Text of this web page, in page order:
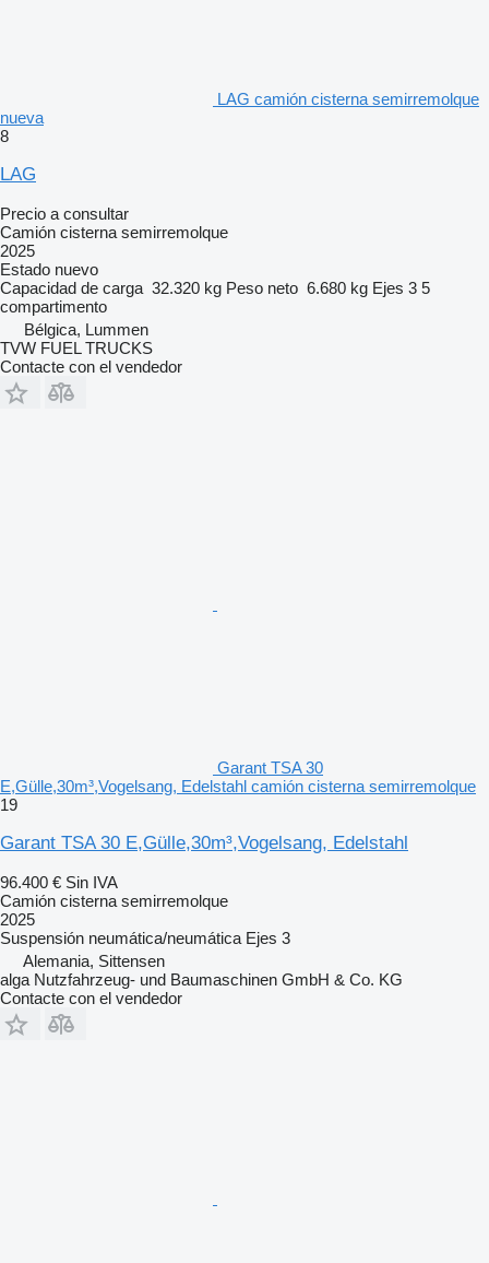
LAG camión cisterna semirremolque
nueva
8
LAG
Precio a consultar
Camión cisterna semirremolque
2025
Estado nuevo
Capacidad de carga 32.320 kg Peso neto 6.680 kg Ejes 3 5
compartimento
Bélgica, Lummen
TVW FUEL TRUCKS
Contacte con el vendedor
Garant TSA 30
E,Gülle,30m³,Vogelsang, Edelstahl camión cisterna semirremolque
19
Garant TSA 30 E,Gülle,30m³,Vogelsang, Edelstahl
96.400 € Sin IVA
Camión cisterna semirremolque
2025
Suspensión neumática/neumática Ejes 3
Alemania, Sittensen
alga Nutzfahrzeug- und Baumaschinen GmbH & Co. KG
Contacte con el vendedor